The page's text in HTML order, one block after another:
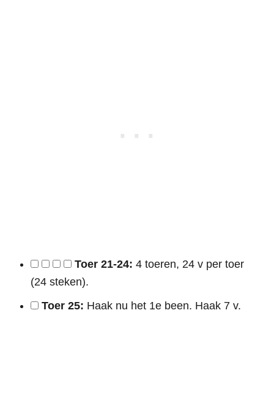
Toer 21-24: 4 toeren, 24 v per toer
(24 steken).
Toer 25: Haak nu het 1e been. Haak 7 v.